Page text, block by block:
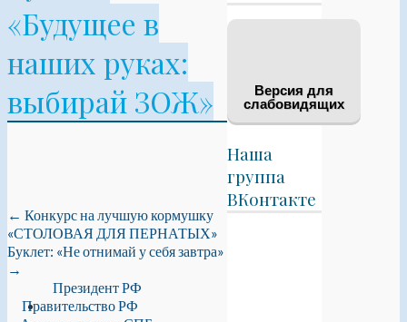
Версия для
слабовидящих
Наша
группа
ВКонтакте
«Будущее в
наших руках:
выбирай ЗОЖ»
← Конкурс на лучшую кормушку
«СТОЛОВАЯ ДЛЯ ПЕРНАТЫХ»
Буклет: «Не отнимай у себя завтра»
→
Президент РФ
Правительство РФ